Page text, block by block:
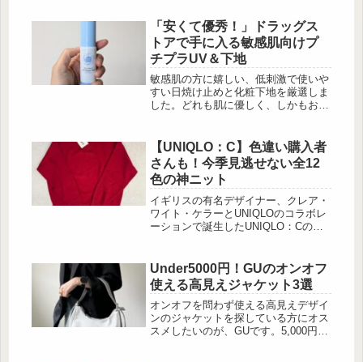
と、...
子からも人気を集めているスカート
は、在庫が豊富な今のうちに手に入れ
ておくのがベストです！今回は淡色女
子スタイルにもマッチするベージュの
「フレアマキシスカート」を使ったコ
ーディネートも紹介します。GUの大
人可愛い「フレアマキシスカート」と
は この投稿をInstagramで見...
「安くて優秀！」ドラッグス
トアで手に入る敏感肌向けプ
チプラUV＆下地
敏感肌の方に嬉しい、低刺激で使いや
すい日焼け止めと化粧下地を厳選しま
した。どれも肌に優しく、しかもお手
トアで簡単にチェックできるので、ぜ
ひお気に入りのアイテムを見つけてみ
てくださいね。紫外線予報「ノンケミ
カルUVクリアミストM」メイクの上
からもOKなミスト日焼け止め 出
典:beautyまとめ 紫外線予報の「ノン
ケミカルUVクリアミストM...
【UNIQLO：C】色違い購入者
さんも！今季見逃せない全12
色の神ニット
イギリスの有名デザイナー、クレア・
ワイト・ケラーとUNIQLOのコラボレ
ーションで誕生したUNIQLO：Cの
介します！カジュアル派は見逃せない
「スムースコットンクルーネックセー
ター」 この投稿をInstagramで見る
(@kanaripo216)がシェアした投稿画像
のようにカラー違いで購入するリピー
ターが続出している「スム...
Under5000円！GUのオンオフ
使える高見えジャケット3選
オンオフを問わず使える高見えデザイ
ンのジャケットを探している方にオス
スメしたいのが、GUです。5,000円で